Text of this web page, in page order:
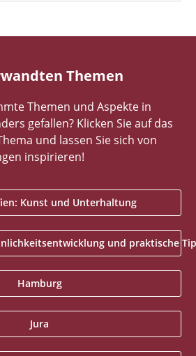
Themen
Themen und Aspekte in
gefallen? Klicken Sie auf das
und lassen Sie sich von
inspirieren!
Kunst und Unterhaltung
und praktische
Hamburg
Jura